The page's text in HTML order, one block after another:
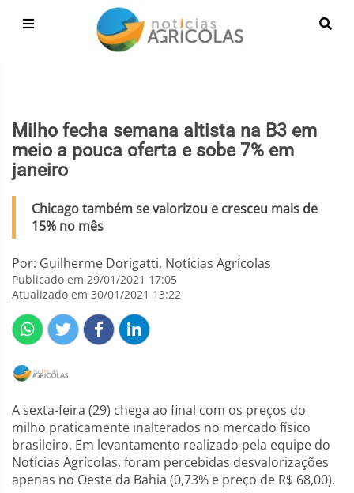
Milho fecha semana altista na B3 em
meio a pouca oferta e sobe 7% em
janeiro
Chicago também se valorizou e cresceu mais de
15% no mês
Por: Guilherme Dorigatti, Notícias Agrícolas
Publicado em 29/01/2021 17:05
Atualizado em 30/01/2021 13:22
A sexta-feira (29) chega ao final com os preços do
milho praticamente inalterados no mercado físico
brasileiro. Em levantamento realizado pela equipe do
Notícias Agrícolas, foram percebidas desvalorizações
apenas no Oeste da Bahia (0,73% e preço de R$ 68,00).